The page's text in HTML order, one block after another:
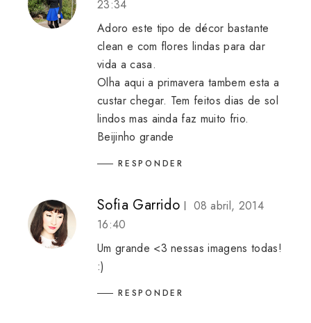
23:34
Adoro este tipo de décor bastante
clean e com flores lindas para dar
vida a casa.
Olha aqui a primavera tambem esta a
custar chegar. Tem feitos dias de sol
lindos mas ainda faz muito frio.
Beijinho grande
RESPONDER
Sofia Garrido
08 abril, 2014
16:40
Um grande <3 nessas imagens todas!
:)
RESPONDER